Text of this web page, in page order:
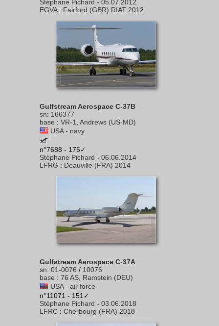
Stéphane Pichard - 05.07.2012
EGVA: Fairford (GBR) RIAT 2012
Gulfstream Aerospace C-37B
sn: 166377
base : VR-1, Andrews (US-MD)
USA - navy
n°7688 - 175✓
Stéphane Pichard - 06.06.2014
LFRG : Deauville (FRA) 2014
Gulfstream Aerospace C-37A
sn: 01-0076 / 10076
base : 76 AS, Ramstein (DEU)
USA - air force
n°11071 - 151✓
Stéphane Pichard - 03.06.2018
LFRC : Cherbourg (FRA) 2018